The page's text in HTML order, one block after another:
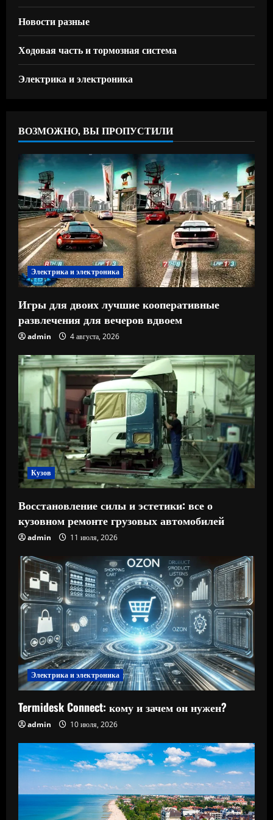
Новости разные
Ходовая часть и тормозная система
Электрика и электроника
ВОЗМОЖНО, ВЫ ПРОПУСТИЛИ
Электрика и электроника
Игры для двоих лучшие кооперативные
развлечения для вечеров вдвоем
admin 4 августа, 2026
Кузов
Восстановление силы и эстетики: все о
кузовном ремонте грузовых автомобилей
admin 11 июля, 2026
Электрика и электроника
Termidesk Connect: кому и зачем он нужен?
admin 10 июля, 2026